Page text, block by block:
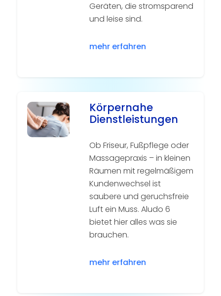
Geräten, die stromsparend
und leise sind.
mehr erfahren
Körpernahe
Dienstleistungen
Ob Friseur, Fußpflege oder
Massagepraxis – in kleinen
Räumen mit regelmäßigem
Kundenwechsel ist
saubere und geruchsfreie
Luft ein Muss. Aludo 6
bietet hier alles was sie
brauchen.
mehr erfahren